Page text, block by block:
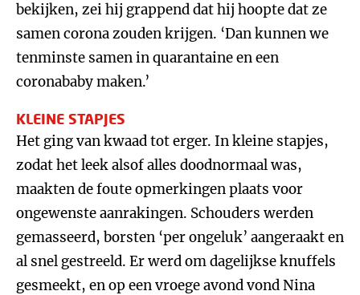
bekijken, zei hij grappend dat hij hoopte dat ze
samen corona zouden krijgen. ‘Dan kunnen we
tenminste samen in quarantaine en een
coronababy maken.’
KLEINE STAPJES
Het ging van kwaad tot erger. In kleine stapjes,
zodat het leek alsof alles doodnormaal was,
maakten de foute opmerkingen plaats voor
ongewenste aanrakingen. Schouders werden
gemasseerd, borsten ‘per ongeluk’ aangeraakt en
al snel gestreeld. Er werd om dagelijkse knuffels
gesmeekt, en op een vroege avond vond Nina